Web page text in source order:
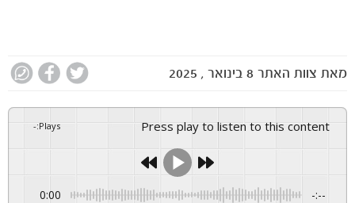
מאת צוות האתר 8 בינואר , 2025
Press play to listen to this content
Plays
:
-
0:00 -:--